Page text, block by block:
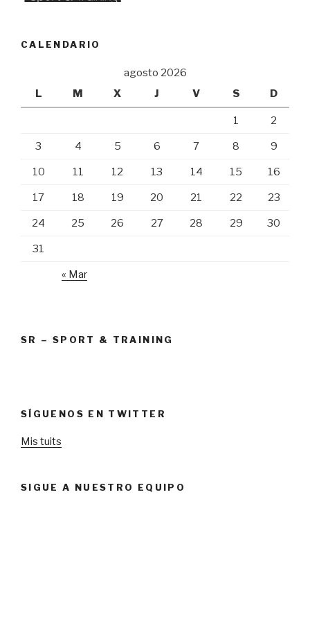
CALENDARIO
agosto 2026
L
M X J V S D
1 2
3 4 5 6 7 8 9
10 11 12 13 14 15 16
17 18 19 20 21 22 23
24 25 26 27 28 29 30
31
« Mar
SR – SPORT & TRAINING
SÍGUENOS EN TWITTER
Mis tuits
SIGUE A NUESTRO EQUIPO